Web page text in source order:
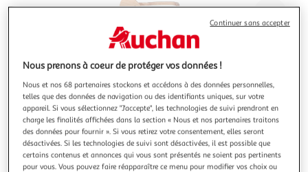
d'aide
à
Illustration
précédente
Illustration
suivante
Nous prenons à coeur de protéger vos données !
Nous et nos 68 partenaires stockons et accédons à des données personnelles,
telles que des données de navigation ou des identifiants uniques, sur votre
appareil. Si vous sélectionnez "J'accepte", les technologies de suivi prendront en
charge les finalités affichées dans la section « Nous et nos partenaires traitons
des données pour fournir ». Si vous retirez votre consentement, elles seront
désactivées. Si les technologies de suivi sont désactivées, il est possible que
certains contenus et annonces qui vous sont présentés ne soient pas pertinents
pour vous. Vous pouvez faire réapparaître ce menu pour modifier vos choix ou
Continuer sans accepter